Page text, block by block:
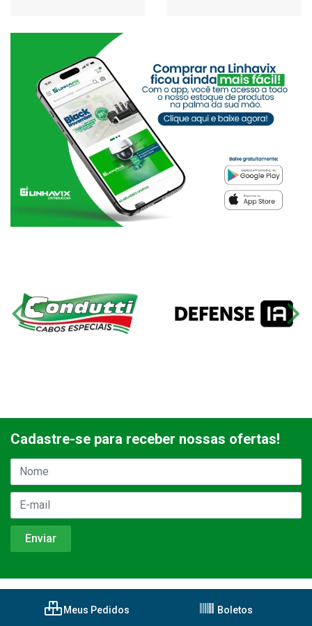
Cadastre-se para receber nossas ofertas!
Meus Pedidos Boletos